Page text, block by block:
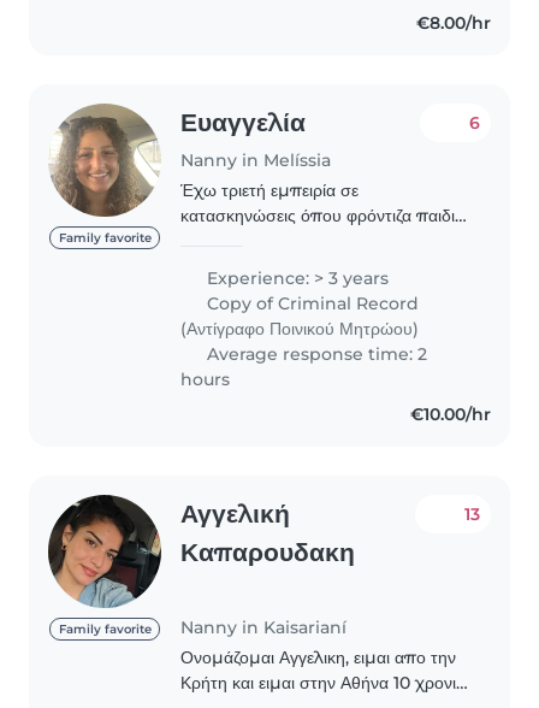
€8.00/hr
Family favorite
Ευαγγελία
Nanny in Melíssia
6
Έχω τριετή εμπειρία σε
κατασκηνώσεις όπου φρόντιζα παιδιά
προσέχω και δημιουργώ όμορφο
κλίμα εμπιστοσύνης. Έχω
συνεργαστεί..
Experience: > 3 years
Copy of Criminal Record
(Αντίγραφο Ποινικού Μητρώου)
Average response time: 2
hours
€10.00/hr
Family favorite
Αγγελική
Καπαρουδακη
Nanny in Kaisarianí
13
Ονομάζομαι Αγγελικη, ειμαι απο την
Κρήτη και ειμαι στην Αθήνα 10 χρονια.